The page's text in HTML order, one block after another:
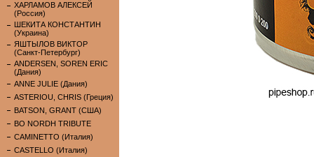
ХАРЛАМОВ АЛЕКСЕЙ
(Россия)
ШЕКИТА КОНСТАНТИН
(Украина)
ЯШТЫЛОВ ВИКТОР
(Санкт-Петербург)
ANDERSEN, SOREN ERIC
(Дания)
ANNE JULIE (Дания)
ASTERIOU, CHRIS (Греция)
BATSON, GRANT (США)
BO NORDH TRIBUTE
CAMINETTO (Италия)
CASTELLO (Италия)